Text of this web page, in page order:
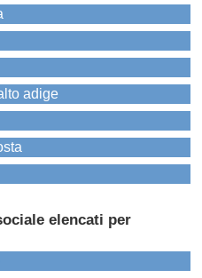
adige
elencati per